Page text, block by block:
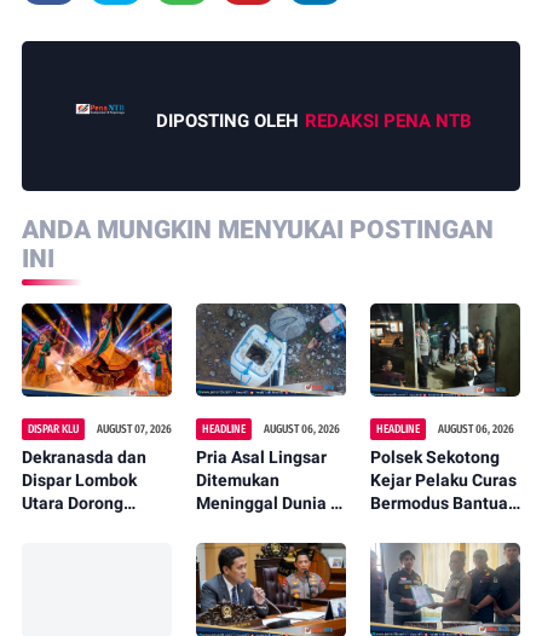
DIPOSTING OLEH REDAKSI PENA NTB
ANDA MUNGKIN MENYUKAI POSTINGAN
INI
DISPAR KLU AUGUST 07, 2026
Dekranasda dan
Dispar Lombok
Utara Dorong
HEADLINE AUGUST 06, 2026
Pria Asal Lingsar
Ditemukan
Meninggal Dunia di
Lembar Saat
Mencari Belut
HEADLINE AUGUST 06, 2026
Polsek Sekotong
Kejar Pelaku Curas
Bermodus Bantuan
Penculikan Anak
Dipastikan Hoaks